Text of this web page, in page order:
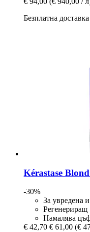
Безплатна
Kérastase
-30%
За увредена
Регенериращ
Намалява
€ 42,70 € 61,00 (€